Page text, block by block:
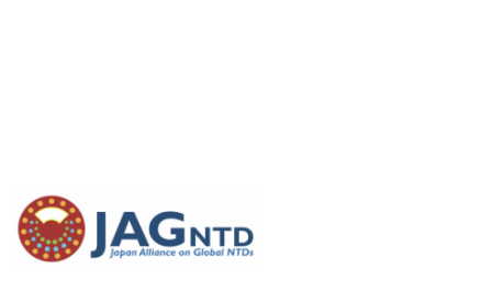
公式サイドイベント
「NTDs克服に向けた